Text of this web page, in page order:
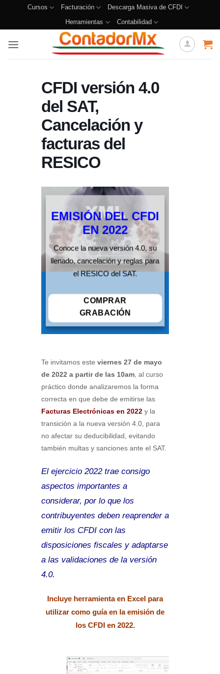
Cursos Facturación
Descarga Masiva de CFDI
Herramientas
Contabilidad
CFDI versión 4.0
del SAT,
Cancelación y
facturas del
RESICO
EMISIÓN DEL CFDI
EN 2022
Conoce la nueva versión 4.0, su
llenado, cancelación y reglas para
el RESICO del SAT.
COMPRAR
GRABACIÓN
Te invitamos este viernes 27 de mayo
de 2022 a partir de las 10am , al curso
práctico donde analizaremos la forma
correcta en que debe de emitirse las
Facturas Electrónicas en 2022 y la
transición a la nueva versión 4.0, para
no afectar su deducibilidad, evitando
también multas y sanciones ante el SAT.
El ejercicio 2022 trae consigo
aspectos importantes a
considerar, por lo que los
contribuyentes deben reaprender a
emitir los CFDI con las
disposiciones fiscales y adaptarse
a las validaciones de la versión
4.0.
Incluye herramienta en Excel para
utilizar como guía en la emisión de
los CFDI en 2022.